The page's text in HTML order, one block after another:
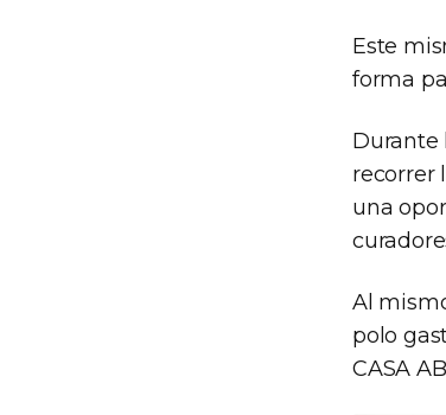
Este
forma
Durante
recorrer
una
Al
polo
CASA